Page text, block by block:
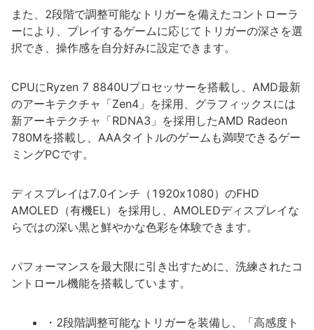
また、2段階で調整可能なトリガーを備えたコントローラ
ーにより、プレイするゲームに応じてトリガーの深さを選
択でき、操作感を自分好みに設定できます。
CPUにRyzen 7 8840Uプロセッサーを搭載し、AMD最新
のアーキテクチャ「Zen4」を採用、グラフィックスには
新アーキテクチャ「RDNA3」を採用したAMD Radeon
780Mを搭載し、AAAタイトルのゲームも満喫できるゲー
ミングPCです。
ディスプレイは7.0インチ（1920x1080）のFHD
AMOLED（有機EL）を採用し、AMOLEDディスプレイな
らではの深い黒と鮮やかな色彩を体験できます。
パフォーマンスを最大限に引き出すために、洗練されたコ
ントロール機能を搭載しています。
・2段階調整可能なトリガーを装備し、「高感度ト